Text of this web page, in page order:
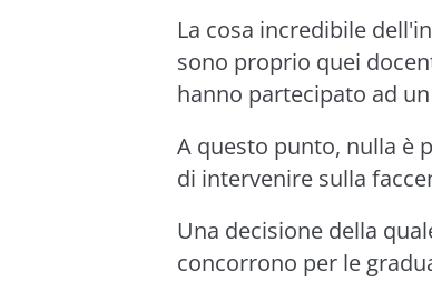
La cosa incredibile
sono proprio quei
hanno partecipato ad
A questo punto, nulla è
di intervenire sulla
Una decisione della
concorrono per le